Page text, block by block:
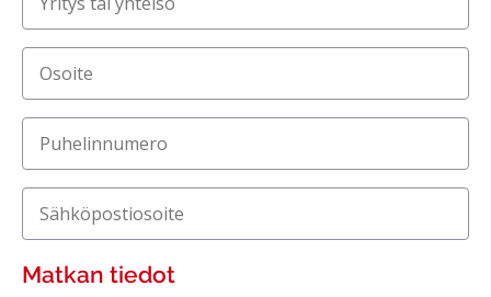
Osoite
Puhelinnumero
Sähköpostiosoite
Matkan tiedot